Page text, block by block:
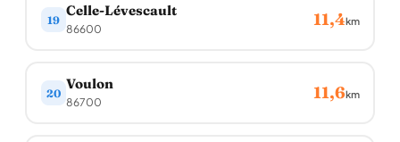
19
Celle-Lévescault
86600 11,4km
20
Voulon
86700 11,6km